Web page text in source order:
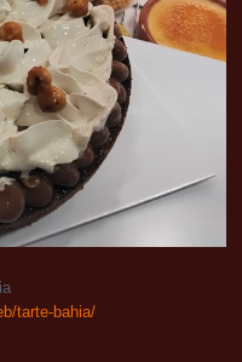
tarte-bahia/